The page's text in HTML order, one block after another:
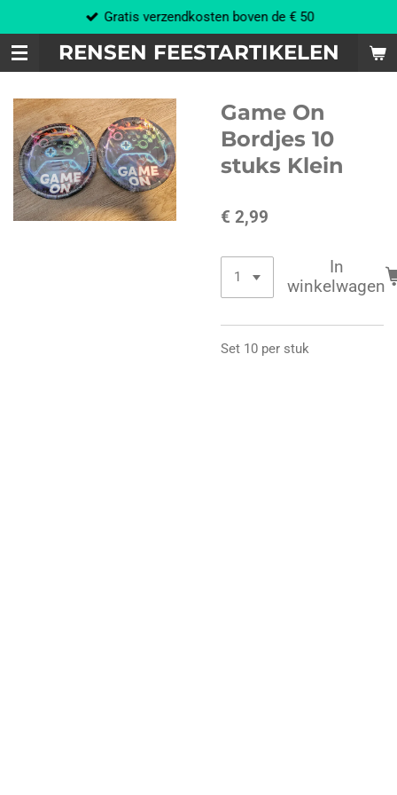
direct
naar
de
hoofdinhoud
RENSEN FEESTARTIKELEN
Gratis verzendkosten boven de € 50
Game On
Bordjes 10
stuks Klein
€ 2,99
In
winkelwagen
Set 10 per stuk